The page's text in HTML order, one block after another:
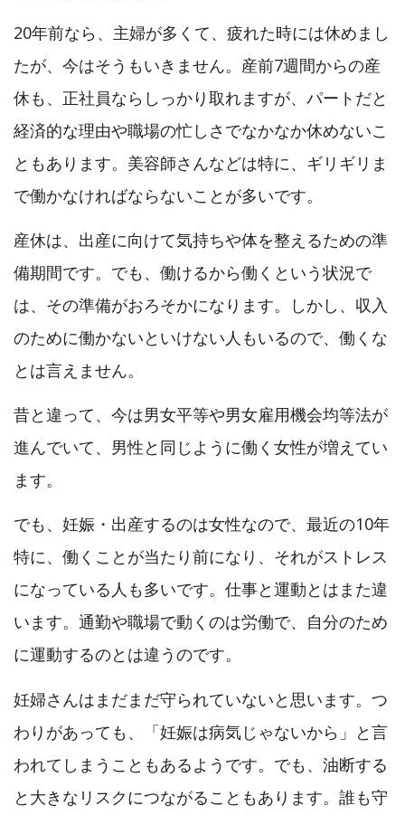
20年前なら、主婦が多くて、疲れた時には休めまし
たが、今はそうもいきません。産前7週間からの産
休も、正社員ならしっかり取れますが、パートだと
経済的な理由や職場の忙しさでなかなか休めないこ
ともあります。美容師さんなどは特に、ギリギリま
で働かなければならないことが多いです。
産休は、出産に向けて気持ちや体を整えるための準
備期間です。でも、働けるから働くという状況で
は、その準備がおろそかになります。しかし、収入
のために働かないといけない人もいるので、働くな
とは言えません。
昔と違って、今は男女平等や男女雇用機会均等法が
進んでいて、男性と同じように働く女性が増えてい
ます。
でも、妊娠・出産するのは女性なので、最近の10年
特に、働くことが当たり前になり、それがストレス
になっている人も多いです。仕事と運動とはまた違
います。通勤や職場で動くのは労働で、自分のため
に運動するのとは違うのです。
妊婦さんはまだまだ守られていないと思います。つ
わりがあっても、「妊娠は病気じゃないから」と言
われてしまうこともあるようです。でも、油断する
と大きなリスクにつながることもあります。誰も守